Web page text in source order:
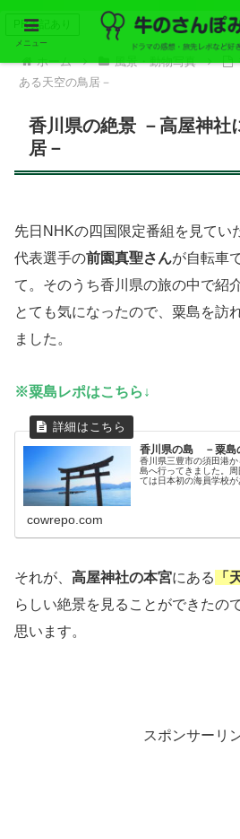
PR表記あり
ホーム 風景・動物写真
ある天空の鳥居－
香川県の絶景 －高屋神社
居－
先日NHKの四国限定番組を見てい
代表選手の前園真聖さんが自転車
て。そのうち香川県の旅の中で紹
とても気になったので、粟島を訪
ました。
※粟島レポはこちら↓
香川県の島 －粟島
香川県三豊市の須田港
島へ行ってきました。
ては日本初の海員学校が
cowrepo.com
それが、 高屋神社の本宮にある 「
らしい絶景を見ることができたの
思います。
スポンサーリ
メニュー